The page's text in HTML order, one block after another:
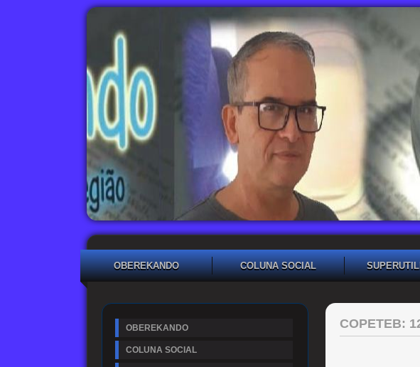
OBEREKANDO COLUNA SOCIAL
OBEREKANDO
COLUNA SOCIAL
COPETEB: